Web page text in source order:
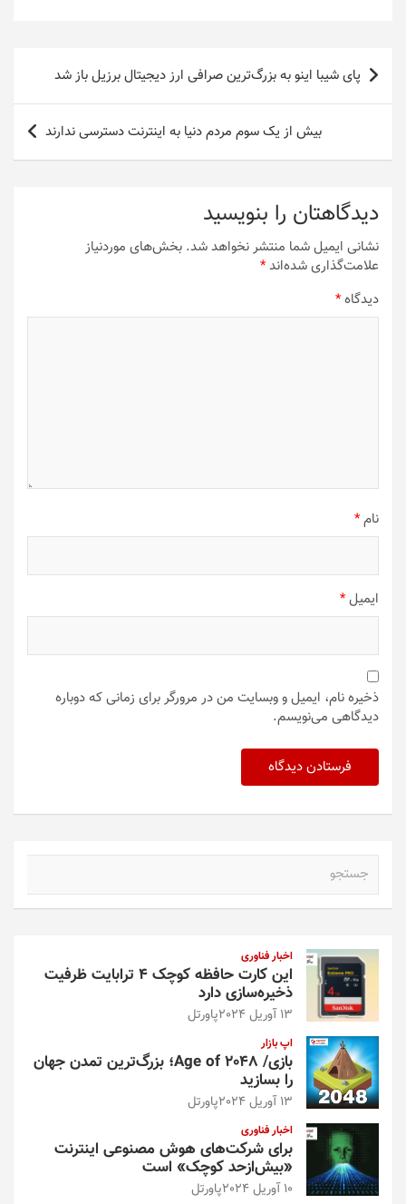
راهبری
نوشتهپای شیبا اینو به بزرگ‌ترین صرافی ارز دیجیتال برزیل باز شد
بیش از یک سوم مردم دنیا به اینترنت دسترسی ندارند
دیدگاهتان را بنویسید
نشانی ایمیل شما منتشر نخواهد شد. بخش‌های موردنیاز
علامت‌گذاری شده‌اند*
دیدگاه*
نام*
ایمیل*
ذخیره نام، ایمیل و وبسایت من در مرورگر برای زمانی که دوباره
دیدگاهی می‌نویسم.
اخبار فناوری
این کارت حافظه کوچک ۴ ترابایت ظرفیت
ذخیره‌سازی دارد
13 آوریل 2024 پاورتل
اپ بازار
بازی/ Age of 2048؛ بزرگ‌ترین تمدن جهان
را بسازید
13 آوریل 2024 پاورتل
اخبار فناوری
برای شرکت‌های هوش مصنوعی اینترنت
«بیش‌از‌حد کوچک» است
10 آوریل 2024 پاورتل